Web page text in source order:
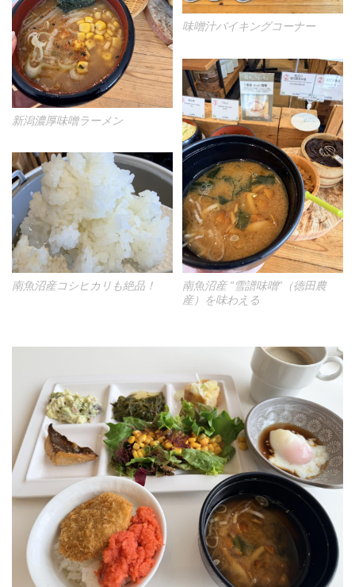
新潟濃厚味噌ラーメン
南魚沼産コシヒカリも絶品！
味噌汁バイキングコーナー
南魚沼産 ”雪譜味噌”（徳田農
産）を味わえる